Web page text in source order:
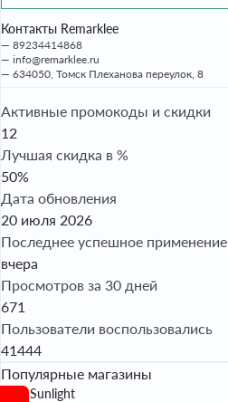
Контакты Remarklee
89234414868
info@remarklee.ru
634050, Томск Плеханова переулок, 8
Активные промокоды и скидки
12
Лучшая скидка в %
50%
Дата обновления
20 июля 2026
Последнее успешное применение
вчера
Просмотров за 30 дней
671
Пользователи воспользовались
41444
Популярные магазины
Sunlight